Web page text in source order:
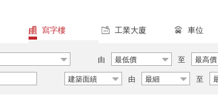
寫字樓 工業大廈 車位
由 最低價 至 最高價
建築面績 由 最細 至